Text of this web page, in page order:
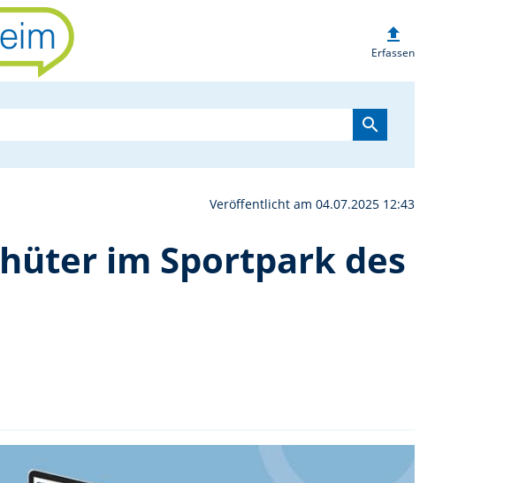
für
upload
Erfassen
search
Veröffentlicht am 04.07.2025 12:43
im Sportpark des